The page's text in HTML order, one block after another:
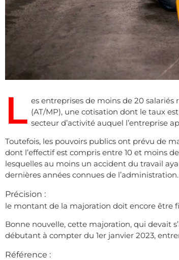
L es entreprises de moins de 20
(AT/MP), une cotisation dont le taux
secteur d’activité auquel l’entreprise
Toutefois, les pouvoirs publics ont prévu de
dont l’effectif est compris entre 10 et moins
lesquelles au moins un accident du travail
dernières années connues de l’administration.
Précision :
le montant de la majoration doit encore être
Bonne nouvelle, cette majoration, qui devait
débutant à compter du 1er janvier 2023,
Référence :